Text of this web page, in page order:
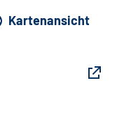
Kartenansicht